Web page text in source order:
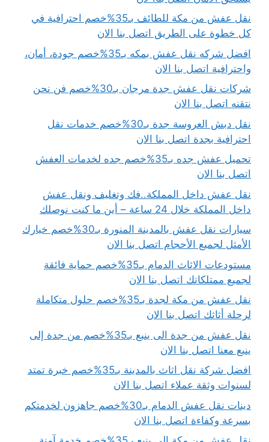
نقل عفش من مكة للطائف بـ35%خصم احترافية في
كل خطوة على الطريق اتصل بنا الان
افضل شركه نقل عفش بمكه بـ35%خصم جودة، أمان،
واحترافية اتصل بنا الان
شركات نقل عفش جدة مرجان بـ30%خصم فن نحن
نتقنه اتصل بنا الان
نقل دبش العروسة جدة بـ30%خصم خدمات نقل
احترافية بجدة اتصل بنا الان
تحميل عفش جده بـ35%خصم جده لخدمات العفش
اتصل بنا الان
نقل عفش داخل المملكة..فك وتغليف ونقل عفش
داخل المملكة خلال 24 ساعة – أين ما كنت نوصلك
سيارات نقل عفش بالمدينة المنورة بـ30%خصم خيارك
الأمثل لجميع الأحجام اتصل بنا الان
مستودعات الاثاث الدمام بـ35%خصم حماية فائقة
لجميع ممتلكاتك اتصل بنا الان
نقل عفش من مكة لجدة بـ35%خصم حلول متكاملة
لرحلة أثاثك اتصل بنا الان
نقل عفش من جدة الى ينبع بـ35%خصم من جدة إلى
ينبع معنا اتصل بنا الان
افضل شركة نقل اثاث بالمدينة بـ35%خصم خبرة تمتد
لسنوات وثقة عملاء اتصل بنا الان
دينات نقل عفش الدمام بـ30%خصم جاهزون لخدمتكم
بسرعة وكفاءة اتصل بنا الان